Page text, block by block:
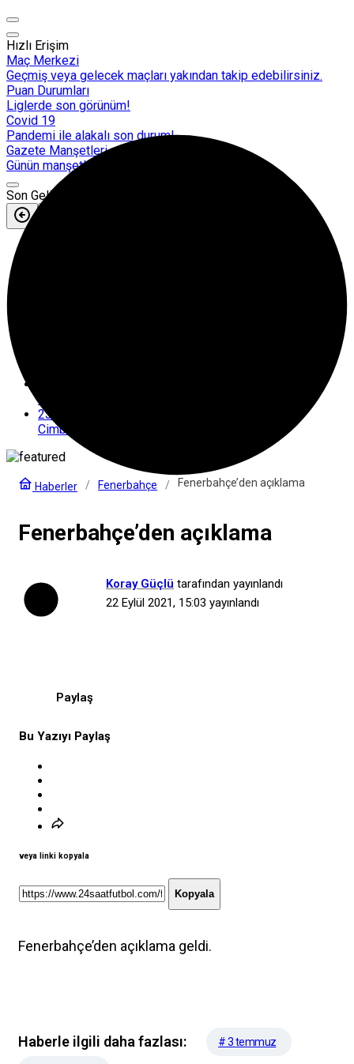
Hızlı Erişim
Maç Merkezi
Geçmiş veya gelecek maçları yakından takip edebilirsiniz.
Puan Durumları
Liglerde son görünüm!
Covid 19
Pandemi ile alakalı son durum!
Gazete Manşetleri
Günün manşetlerine göz atın!
Son Gelişmeler
Bodrumspor- Bursaspor maçı Hangi Kanalda Saat Kaçta
Beşiktaş’ta yeni hedef
23:03
Cimbom’dan kötü prova
Haberler Fenerbahçe Fenerbahçe’den açıklama
Fenerbahçe’den açıklama
Koray Güçlü tarafından yayınlandı
22 Eylül 2021, 15:03 yayınlandı
Paylaş
Bu Yazıyı Paylaş
veya linki kopyala
Kopyala
Fenerbahçe’den açıklama geldi.
Haberle ilgili daha fazlası: # 3 temmuz